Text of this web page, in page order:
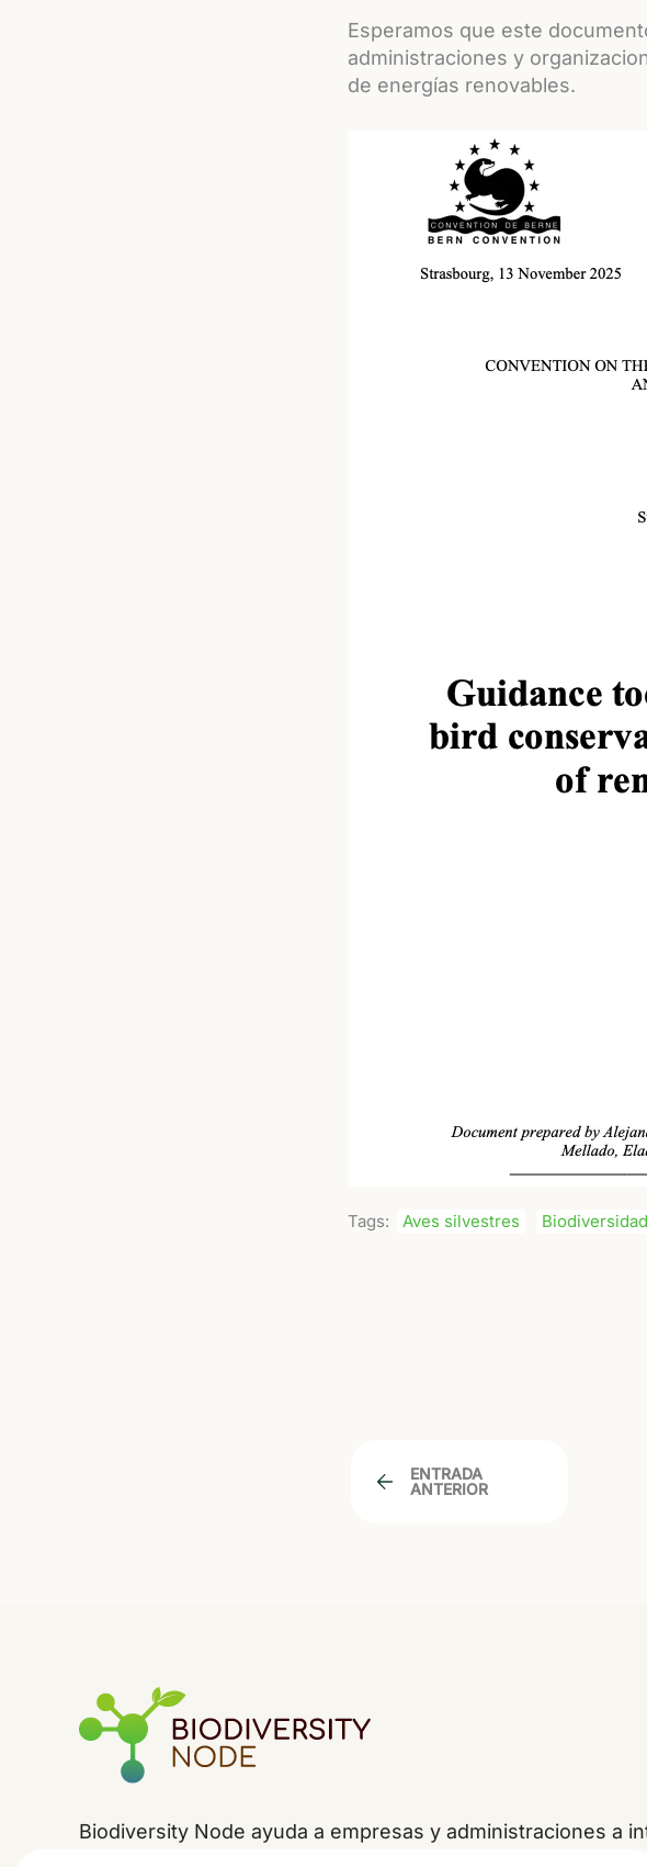
Esperamos que este
administraciones y
de energías renovables.
Tags: Aves silvestres Biodiversidad
←
ENTRADA
ANTERIOR
Biodiversity Node ayuda a empresas y administraciones a
-evitar, minimizar, restaurar,